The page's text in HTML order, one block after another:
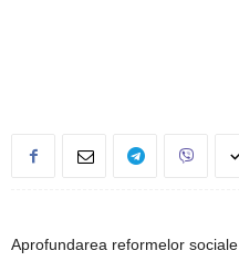
Aprofundarea reformelor